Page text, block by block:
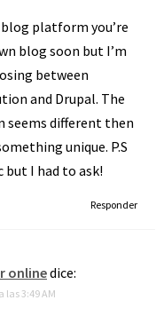
platform you’re
blog soon but I’m
between
and Drupal. The
seems different then
unique. P.S
I had to ask!
Responder
onlinedice:
las 3:49 AM